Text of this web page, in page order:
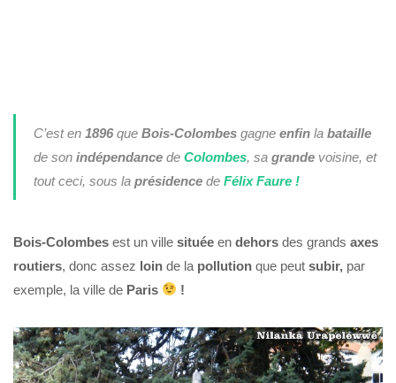
C’est en 1896que Bois-Colombesgagne enfinla bataille
de son indépendancede Colombes, sa grandevoisine, et
tout ceci, sous la présidencede Félix Faure !
Bois-Colombes est un ville située en dehors des grands axes
routiers, donc assez loin de la pollution que peut subir, par
exemple, la ville de Paris !